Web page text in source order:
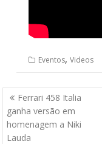
Eventos, Videos
Navegação
de
Post
Ferrari 458 Italia
ganha versão em
homenagem a Niki
Lauda